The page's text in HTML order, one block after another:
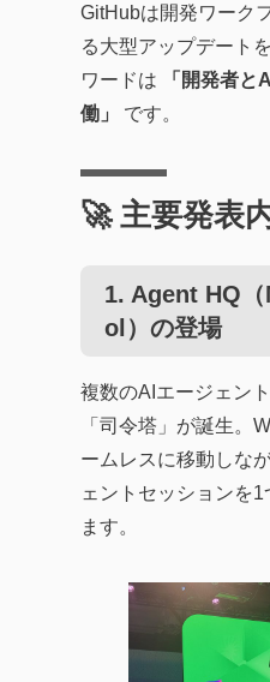
GitHubは開発ワーク
る大型アップデート
ワードは
「開発者と
働」
です。
🚀 主要発表
1. Agent HQ
ol）の登場
複数のAIエージェン
「司令塔」が誕生。
ームレスに移動しな
ェントセッションを
ます。